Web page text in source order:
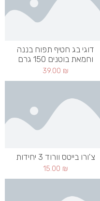
דוגי בג חטיף תפוח בננה
וחמאת בוטנים 150 גרם
39.00 ₪
צ'ורו בייטס וורוד 3 יחידות
15.00 ₪